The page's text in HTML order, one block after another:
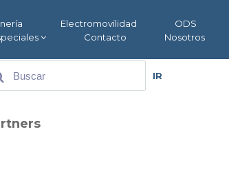
Electromovilidad
ODS
Contacto
Nosotros
IR